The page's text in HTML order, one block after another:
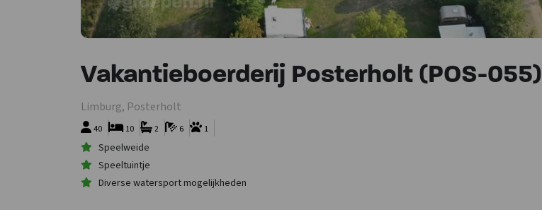
Vakantieboerderij Posterholt (POS-055)
Limburg, Posterholt
40 1
6
2
10
Speelweide
Speeltuintje
Diverse watersport mogelijkheden